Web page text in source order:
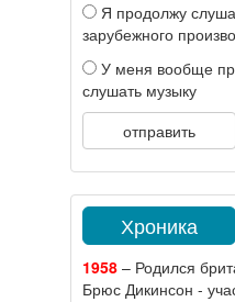
Я продолжу
зарубежного
У меня вообще
слушать музыку
отправить
Хроника
1958– Родился
Брюс Дикинсон -